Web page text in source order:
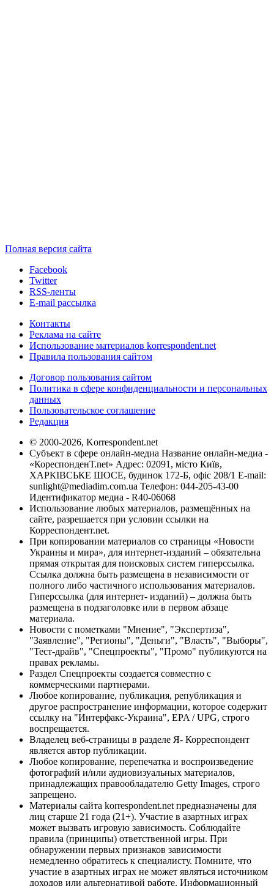
Полная версия сайта
Facebook
Twitter
RSS-ленты
E-mail рассылка
Контакты
Реклама на сайте
Использование материалов korrespondent.net
Правила пользования сайтом
Договор пользования сайтом
Политика в сфере конфиденциальности и персональных
данных
Пользовательское соглашение
Редакция
© 2000-2026, Korrespondent.net
Субъект в сфере онлайн-медиа Название онлайн-медиа -
«КореспонденТ.net» Адрес: 02091, місто Київ,
ХАРКІВСЬКЕ ШОСЕ, будинок 172-Б, офіс 208/1 E-mail:
sunlight@mediadim.com.ua Телефон: 044-205-43-00
Идентификатор медиа - R40-06068
Использование любых материалов, размещённых на
сайте, разрешается при условии ссылки на
Корреспондент.net.
При копировании материалов со страницы «Новости
Украины и мира», для интернет-изданий – обязательна
прямая открытая для поисковых систем гиперссылка.
Ссылка должна быть размещена в независимости от
полного либо частичного использования материалов.
Гиперссылка (для интернет- изданий) – должна быть
размещена в подзаголовке или в первом абзаце
материала.
Новости с пометками "Мнение", "Экспертиза",
"Заявление", "Регионы", "Деньги", "Власть", "Выборы",
"Тест-драйв", "Спецпроекты", "Промо" публикуются на
правах рекламы.
Раздел Спецпроекты создается совместно с
коммерческими партнерами.
Любое копирование, публикация, републикация и
другое распространение информации, которое содержит
ссылку на "Интерфакс-Украина", EPA / UPG, строго
воспрещается.
Владелец веб-страницы в разделе Я- Корреспондент
является автор публикации.
Любое копирование, перепечатка и воспроизведение
фотографий и/или аудиовизуальных материалов,
принадлежащих правообладателю Getty Images, строго
запрещено.
Материалы сайта korrespondent.net предназначены для
лиц старше 21 года (21+). Участие в азартных играх
может вызвать игровую зависимость. Соблюдайте
правила (принципы) ответственной игры. При
обнаружении первых признаков зависимости
немедленно обратитесь к специалисту. Помните, что
участие в азартных играх не может являться источником
доходов или альтернативой работе. Информационный